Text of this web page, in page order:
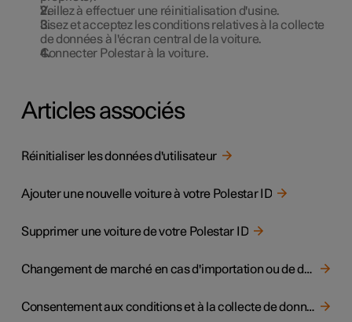
Veillez à effectuer une réinitialisation d'usine.
Lisez et acceptez les conditions relatives à la collecte
de données à l'écran central de la voiture.
Connecter Polestar à la voiture.
Articles associés
Réinitialiser les données d'utilisateur
Ajouter une nouvelle voiture à votre Polestar ID
Supprimer une voiture de votre Polestar ID
Changement de marché en cas d'importation ou de déménagement
Consentement aux conditions et à la collecte de données